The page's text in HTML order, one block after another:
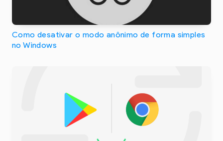
Como desativar o modo anônimo de forma simples
no Windows